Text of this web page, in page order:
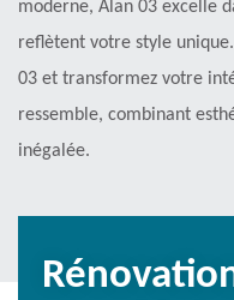
moderne, Alan 03 excelle
reflètent votre style
03 et transformez votre
ressemble, combinant
inégalée.